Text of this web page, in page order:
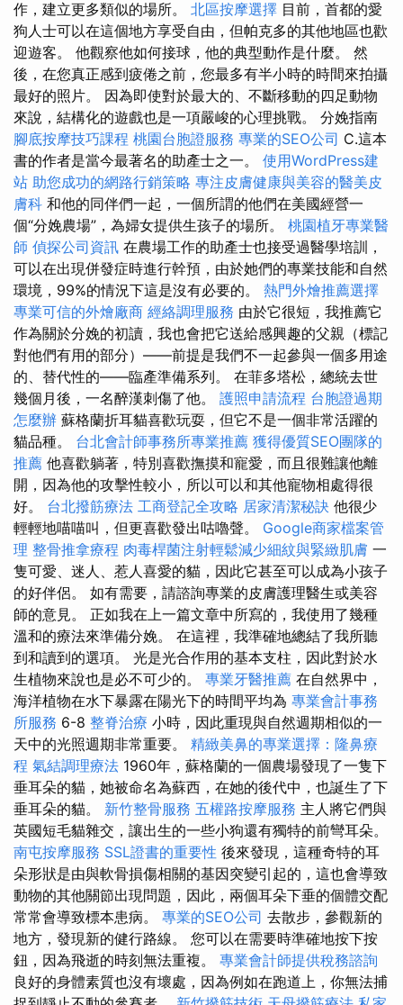
作，建立更多類似的場所。 北區按摩選擇 目前，首都的愛
狗人士可以在這個地方享受自由，但帕克多的其他地區也歡
迎遊客。 他觀察他如何接球，他的典型動作是什麼。 然
後，在您真正感到疲倦之前，您最多有半小時的時間來拍攝
最好的照片。 因為即使對於最大的、不斷移動的四足動物
來說，結構化的遊戲也是一項嚴峻的心理挑戰。 分娩指南
腳底按摩技巧課程 桃園台胞證服務 專業的SEO公司 C.這本
書的作者是當今最著名的助產士之一。 使用WordPress建
站 助您成功的網路行銷策略 專注皮膚健康與美容的醫美皮
膚科 和他的同伴們一起，一個所謂的他們在美國經營一
個“分娩農場”，為婦女提供生孩子的場所。 桃園植牙專業醫
師 偵探公司資訊 在農場工作的助產士也接受過醫學培訓，
可以在出現併發症時進行幹預，由於她們的專業技能和自然
環境，99%的情況下這是沒有必要的。 熱門外燴推薦選擇
專業可信的外燴廠商 經絡調理服務 由於它很短，我推薦它
作為關於分娩的初讀，我也會把它送給感興趣的父親（標記
對他們有用的部分）——前提是我們不一起參與一個多用途
的、替代性的——臨產準備系列。 在菲多塔松，總統去世
幾個月後，一名醉漢刺傷了他。 護照申請流程 台胞證過期
怎麼辦 蘇格蘭折耳貓喜歡玩耍，但它不是一個非常活躍的
貓品種。 台北會計師事務所專業推薦 獲得優質SEO團隊的
推薦 他喜歡躺著，特別喜歡撫摸和寵愛，而且很難讓他離
開，因為他的攻擊性較小，所以可以和其他寵物相處得很
好。 台北撥筋療法 工商登記全攻略 居家清潔秘訣 他很少
輕輕地喵喵叫，但更喜歡發出咕嚕聲。 Google商家檔案管
理 整骨推拿療程 肉毒桿菌注射輕鬆減少細紋與緊緻肌膚 一
隻可愛、迷人、惹人喜愛的貓，因此它甚至可以成為小孩子
的好伴侶。 如有需要，請諮詢專業的皮膚護理醫生或美容
師的意見。 正如我在上一篇文章中所寫的，我使用了幾種
溫和的療法來準備分娩。 在這裡，我準確地總結了我所聽
到和讀到的選項。 光是光合作用的基本支柱，因此對於水
生植物來說也是必不可少的。 專業牙醫推薦 在自然界中，
海洋植物在水下暴露在陽光下的時間平均為 專業會計事務
所服務 6-8 整脊治療 小時，因此重現與自然週期相似的一
天中的光照週期非常重要。 精緻美鼻的專業選擇：隆鼻療
程 氣結調理療法 1960年，蘇格蘭的一個農場發現了一隻下
垂耳朵的貓，她被命名為蘇西，在她的後代中，也誕生了下
垂耳朵的貓。 新竹整骨服務 五權路按摩服務 主人將它們與
英國短毛貓雜交，讓出生的一些小狗還有獨特的前彎耳朵。
南屯按摩服務 SSL證書的重要性 後來發現，這種奇特的耳
朵形狀是由與軟骨損傷相關的基因突變引起的，這也會導致
動物的其他關節出現問題，因此，兩個耳朵下垂的個體交配
常常會導致標本患病。 專業的SEO公司 去散步，參觀新的
地方，發現新的健行路線。 您可以在需要時準確地按下按
鈕，因為飛逝的時刻無法重複。 專業會計師提供稅務諮詢
良好的身體素質也沒有壞處，因為例如在跑道上，你無法捕